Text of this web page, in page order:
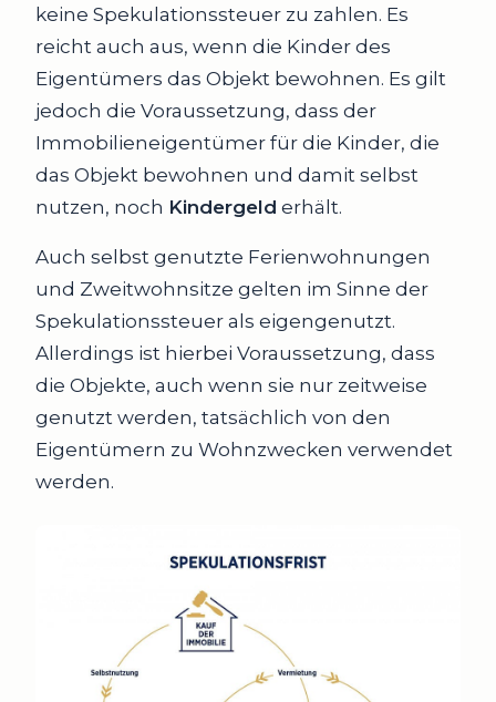
keine Spekulationssteuer zu zahlen. Es
reicht auch aus, wenn die Kinder des
Eigentümers das Objekt bewohnen. Es gilt
jedoch die Voraussetzung, dass der
Immobilieneigentümer für die Kinder, die
das Objekt bewohnen und damit selbst
nutzen, noch Kindergeld erhält.
Auch selbst genutzte Ferienwohnungen
und Zweitwohnsitze gelten im Sinne der
Spekulationssteuer als eigengenutzt.
Allerdings ist hierbei Voraussetzung, dass
die Objekte, auch wenn sie nur zeitweise
genutzt werden, tatsächlich von den
Eigentümern zu Wohnzwecken verwendet
werden.